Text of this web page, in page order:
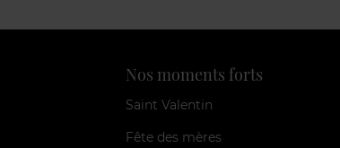
Nos moments forts
Saint Valentin
Fête des mères